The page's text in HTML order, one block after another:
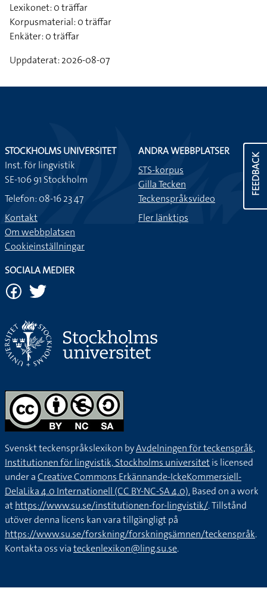
Lexikonet: 0 träffar
Korpusmaterial: 0 träffar
Enkäter: 0 träffar
Uppdaterat: 2026-08-07
FEEDBACK
STOCKHOLMS UNIVERSITET
Inst. för lingvistik
SE-106 91 Stockholm
Telefon: 08-16 23 47
Kontakt
Om webbplatsen
Cookieinställningar
ANDRA WEBBPLATSER
STS-korpus
Gilla Tecken
Teckenspråksvideo
Fler länktips
SOCIALA MEDIER
Svenskt teckenspråkslexikon byAvdelningen för teckenspråk,
Institutionen för lingvistik, Stockholms universitetis licensed
under aCreative Commons Erkännande-IckeKommersiell-
DelaLika 4.0 Internationell (CC BY-NC-SA 4.0).Based on a work
athttps://www.su.se/institutionen-for-lingvistik/. Tillstånd
utöver denna licens kan vara tillgängligt på
https://www.su.se/forskning/forskningsämnen/teckenspråk.
Kontakta oss viateckenlexikon@ling.su.se.